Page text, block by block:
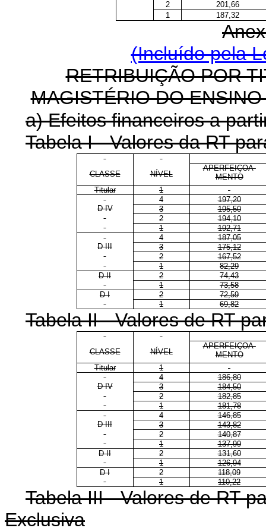
2
201,66
1
187,32
(Incluído pela
RETRIBUIÇÃO POR
MAGISTÉRIO DO
a) Efeitos financeiros a
Tabela I - Valores da RT
CLASSE NÍVEL
APERFEIÇOA-
MENTO
Titular
1
4
197,20
D IV
3
195,50
2
194,10
1
192,71
4
187,05
D III
3
175,12
2
167,52
1
82,29
D II
2
74,43
1
73,58
D I
2
72,59
1
69,82
Tabela II - Valores de RT
CLASSE NÍVEL
APERFEIÇOA-
MENTO
Titular
1
4
186,80
D IV
3
184,50
2
182,85
1
181,78
4
146,85
D III
3
143,82
2
140,87
1
137,99
D II
2
131,60
1
126,94
D I
2
118,09
1
110,22
Tabela III - Valores de RT
Exclusiva